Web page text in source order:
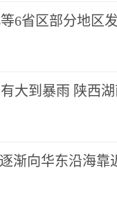
6省区部分地区
大到暴雨 陕西
渐向华东沿海靠